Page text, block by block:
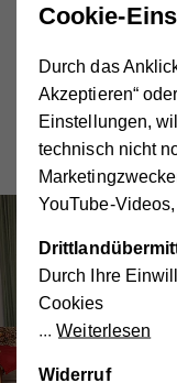
Wo kann ich mich
kostenlosen
und berät sie
Arzt oder
Utensilien und
Cookie-
Durch das
Akzeptieren“
Einstellungen,
technisch nicht
YouTube-
Durch Ihre
Cookies
Weiterlesen
Widerruf